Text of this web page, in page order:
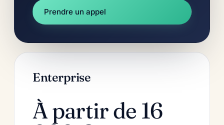
Prendre un appel
Enterprise
À partir de 16